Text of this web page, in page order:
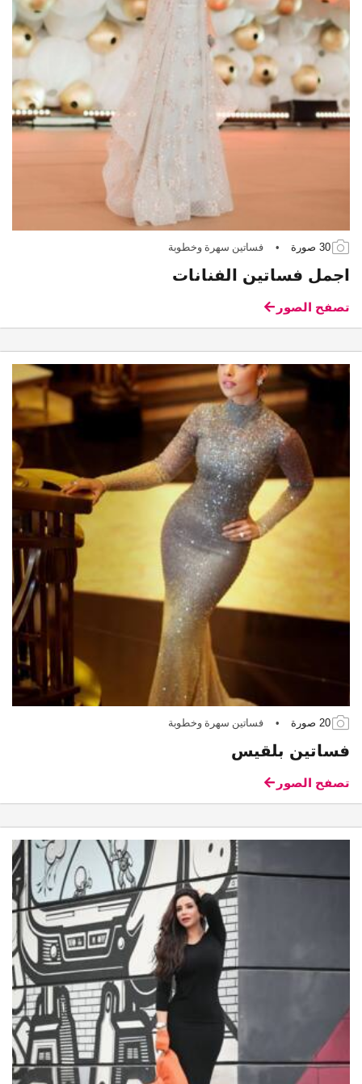
30 صورة • فساتين سهرة وخطوبة
اجمل فساتين الفنانات
تصفح الصور
20 صورة • فساتين سهرة وخطوبة
فساتين بلقيس
تصفح الصور